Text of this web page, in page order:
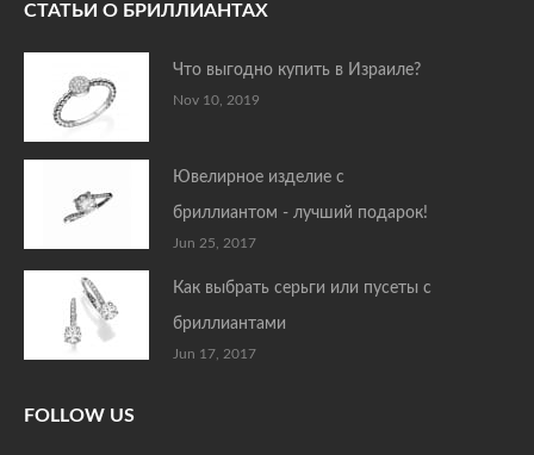
СТАТЬИ О БРИЛЛИАНТАХ
Что выгодно купить в Израиле?
Nov 10, 2019
Ювелирное изделие с
бриллиантом - лучший подарок!
Jun 25, 2017
Как выбрать серьги или пусеты с
бриллиантами
Jun 17, 2017
FOLLOW US